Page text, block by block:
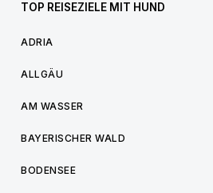
TOP REISEZIELE MIT HUND
ADRIA
ALLGÄU
AM WASSER
BAYERISCHER WALD
BODENSEE